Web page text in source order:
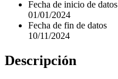
Fecha de inicio de datos
01/01/2024
Fecha de fin de datos
10/11/2024
Descripción